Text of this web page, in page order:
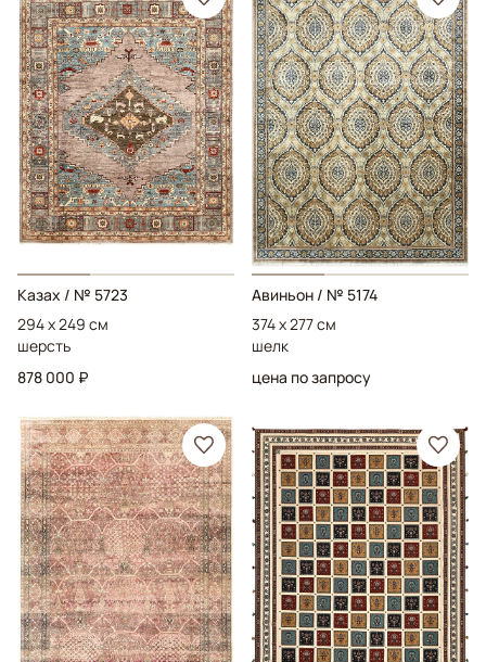
Казах / № 5723
294 x 249 см
шерсть
878 000 ₽
Авиньон / № 5174
374 x 277 см
шелк
цена по запросу